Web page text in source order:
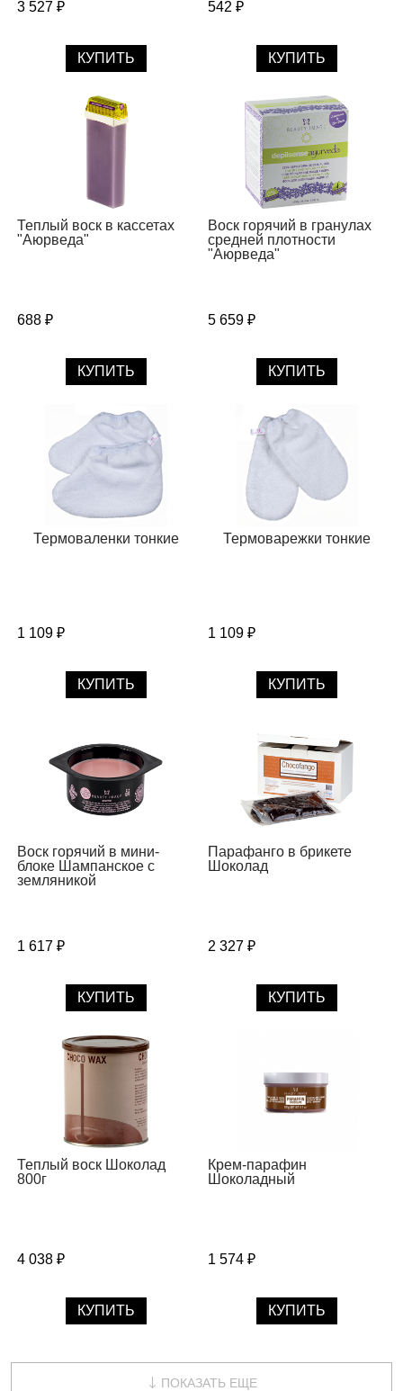
3 527 ₽
КУПИТЬ
542 ₽
КУПИТЬ
Теплый воск в кассетах
"Аюpведа"
688 ₽
КУПИТЬ
Воск горячий в гранулах
средней плотности
"Аюрведа"
5 659 ₽
КУПИТЬ
Термоваленки тонкие
1 109 ₽
КУПИТЬ
Термоварежки тонкие
1 109 ₽
КУПИТЬ
Воск горячий в мини-
блоке Шампанское с
земляникой
1 617 ₽
КУПИТЬ
Парафанго в брикете
Шоколад
2 327 ₽
КУПИТЬ
Теплый воск Шоколад
800г
4 038 ₽
КУПИТЬ
Крем-парафин
Шоколадный
1 574 ₽
КУПИТЬ
ПОКАЗАТЬ ЕЩЕ